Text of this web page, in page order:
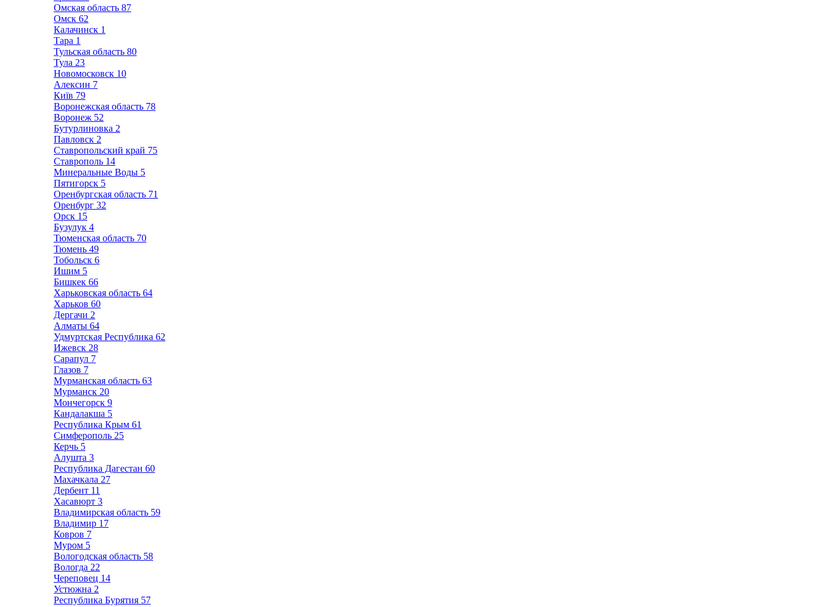
Омская область 87
Омск 62
Калачинск 1
Тара 1
Тульская область 80
Тула 23
Новомосковск 10
Алексин 7
Київ 79
Воронежская область 78
Воронеж 52
Бутурлиновка 2
Павловск 2
Ставропольский край 75
Ставрополь 14
Минеральные Воды 5
Пятигорск 5
Оренбургская область 71
Оренбург 32
Орск 15
Бузулук 4
Тюменская область 70
Тюмень 49
Тобольск 6
Ишим 5
Бишкек 66
Харьковская область 64
Харьков 60
Дергачи 2
Алматы 64
Удмуртская Республика 62
Ижевск 28
Сарапул 7
Глазов 7
Мурманская область 63
Мурманск 20
Мончегорск 9
Кандалакша 5
Республика Крым 61
Симферополь 25
Керчь 5
Алушта 3
Республика Дагестан 60
Махачкала 27
Дербент 11
Хасавюрт 3
Владимирская область 59
Владимир 17
Ковров 7
Муром 5
Вологодская область 58
Вологда 22
Череповец 14
Устюжна 2
Республика Бурятия 57